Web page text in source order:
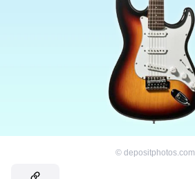
© depositphotos.com